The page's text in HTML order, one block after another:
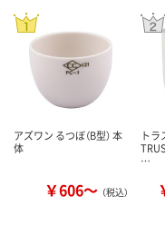
アズワン るつぼ（B型） 本
体
￥606～ （税込）
トラ
…